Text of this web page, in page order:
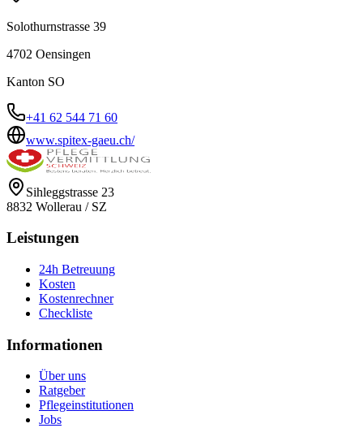
Solothurnstrasse 39
4702 Oensingen
Kanton SO
+41 62 544 71 60
www.spitex-gaeu.ch/
Sihleggstrasse 23
8832 Wollerau / SZ
Leistungen
24h Betreuung
Kosten
Kostenrechner
Checkliste
Informationen
Über uns
Ratgeber
Pflegeinstitutionen
Jobs